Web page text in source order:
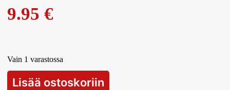
9.95€
Vain 1 varastossa
Lisää ostoskoriin